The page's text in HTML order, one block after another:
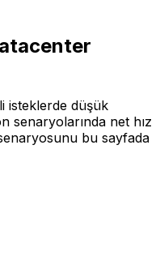
isteklerde düşük
senaryolarında net hız
bu sayfada